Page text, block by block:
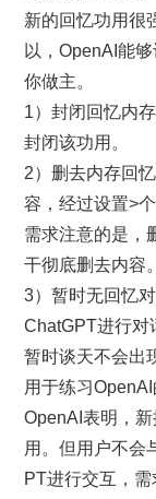
新的回忆功用很
以，OpenAI能
你做主。
1）封闭回忆内
封闭该功用。
2）删去内存回
容，经过设置>
需求注意的是，
干彻底删去内容。
3）暂时无回忆
ChatGPT进行对
暂时谈天不会出
用于练习OpenAI
OpenAI表明，
用。但用户不会
PT进行交互，需